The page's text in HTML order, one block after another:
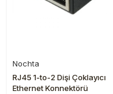
Nochta
RJ45 1-to-2 Dişi Çoklayıcı
Ethernet Konnektörü